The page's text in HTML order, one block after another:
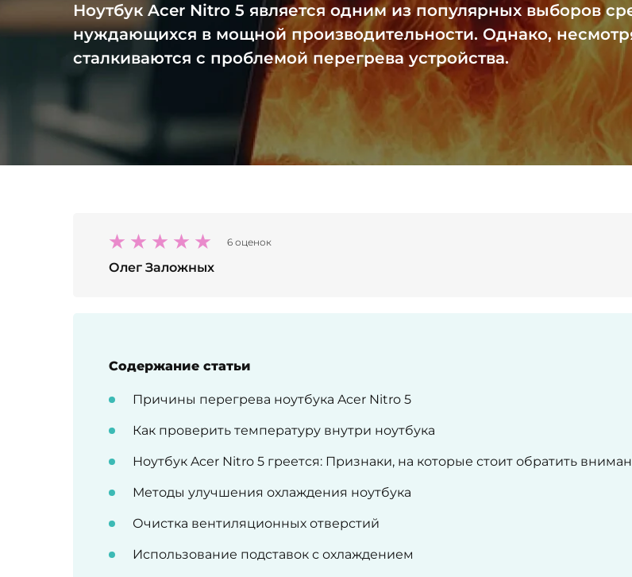
Ноутбук Acer Nitro 5 является одним из популярных выборов
нуждающихся в мощной производительности. Однако,
сталкиваются с проблемой перегрева устройства.
6 оценок
Олег Заложных
Содержание статьи
Причины перегрева ноутбука Acer Nitro 5
Как проверить температуру внутри ноутбука
Ноутбук Acer Nitro 5 греется: Признаки, на которые стоит обратить
Методы улучшения охлаждения ноутбука
Очистка вентиляционных отверстий
Использование подставок с охлаждением